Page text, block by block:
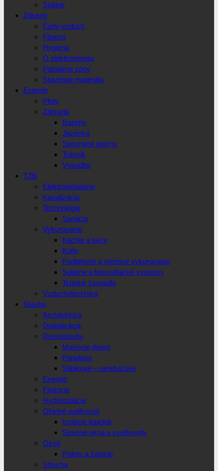
Spálne
Zdravie
Čistý vzduch
Fitness
Hygiena
O elektrosmogu
Patogéne zóny
Stavebné materiály
Exteriér
Ploty
Záhrada
Bazény
Jazierka
Spevnené plochy
Trávnik
Výsadba
TZB
Elektroinštalácie
Kanalizácia
Technológie
Sanácie
Vykurovanie
Kachle a pece
Kotly
Podlahové a stenové vykurovanie
Solárne a fotovoltaické systémy
Tepelné čerpadlá
Vzduchotechnika
Stavba
Architektúra
Digitalizácia
Drevostavby
Masívne drevo
Panelové
Stlpikové – sendvičové
Energie
Financie
Hydroizolácie
Obytné podkrovia
Izolácie tepelné
Strešné okná a svetlovody
Okná
Rolety a žalúzie
Strecha